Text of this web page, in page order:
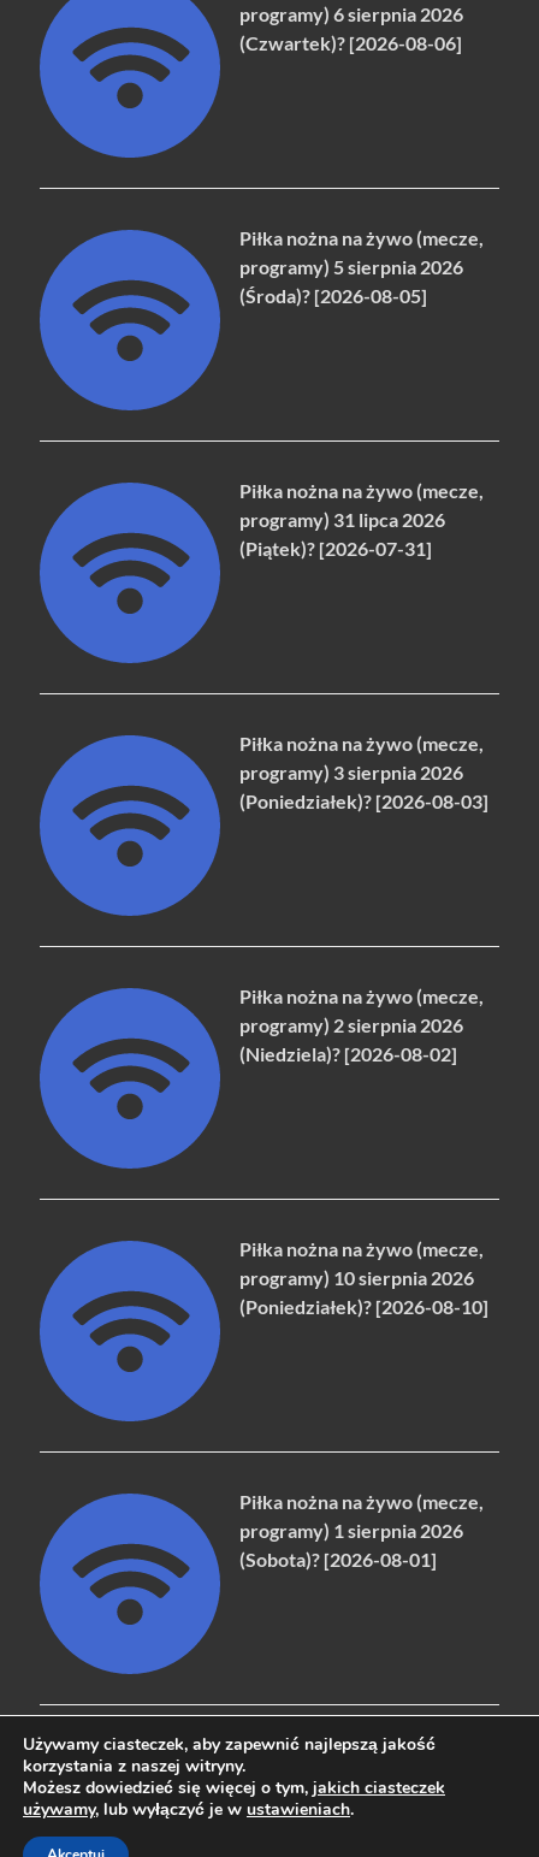
programy) 6 sierpnia 2026
(Czwartek)? [2026-08-06]
Piłka nożna na żywo (mecze,
programy) 5 sierpnia 2026
(Środa)? [2026-08-05]
Piłka nożna na żywo (mecze,
programy) 31 lipca 2026
(Piątek)? [2026-07-31]
Piłka nożna na żywo (mecze,
programy) 3 sierpnia 2026
(Poniedziałek)? [2026-08-03]
Piłka nożna na żywo (mecze,
programy) 2 sierpnia 2026
(Niedziela)? [2026-08-02]
Piłka nożna na żywo (mecze,
programy) 10 sierpnia 2026
(Poniedziałek)? [2026-08-10]
Piłka nożna na żywo (mecze,
programy) 1 sierpnia 2026
(Sobota)? [2026-08-01]
Copyright © 2026naziemna.info - Telewizja cyfrowa, Radio,
Używamy ciasteczek, aby zapewnić najlepszą jakość
korzystania z naszej witryny.
Możesz dowiedzieć się więcej o tym, jakich ciasteczek
używamy, lub wyłączyć je w ustawieniach.